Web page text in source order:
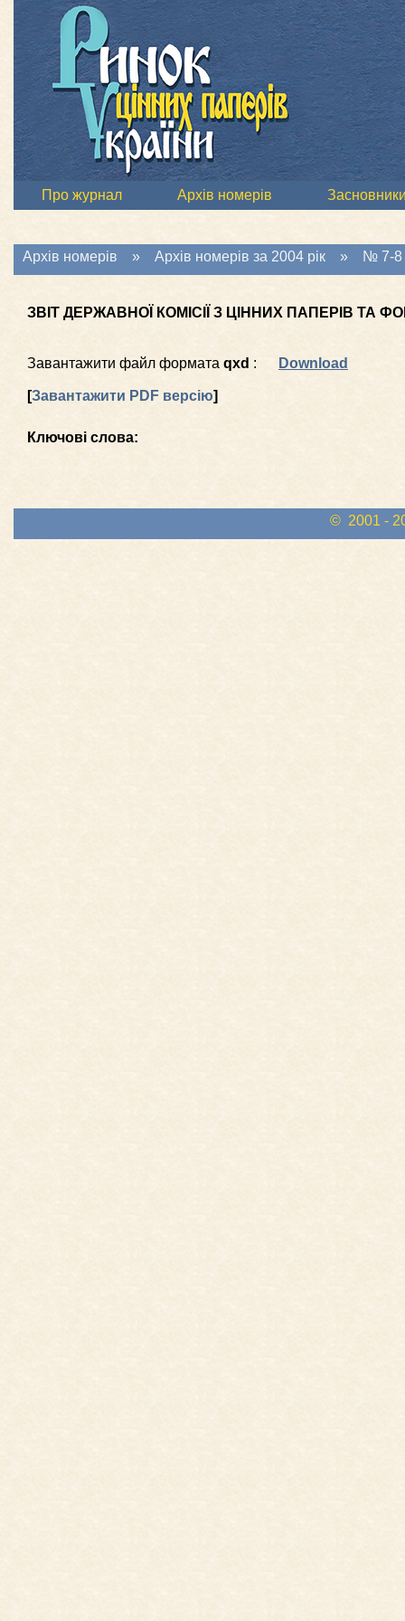
Про журнал Архів номерів
Архів номерів » Архів номерів за 2004 рік » № 7-8
ЗВІТ ДЕРЖАВНОЇ КОМІСІЇ З ЦІННИХ ПАПЕРІВ ТА
Завантажити файл формата qxd : Download
[Завантажити PDF версію]
Ключові слова:
© 2001 -